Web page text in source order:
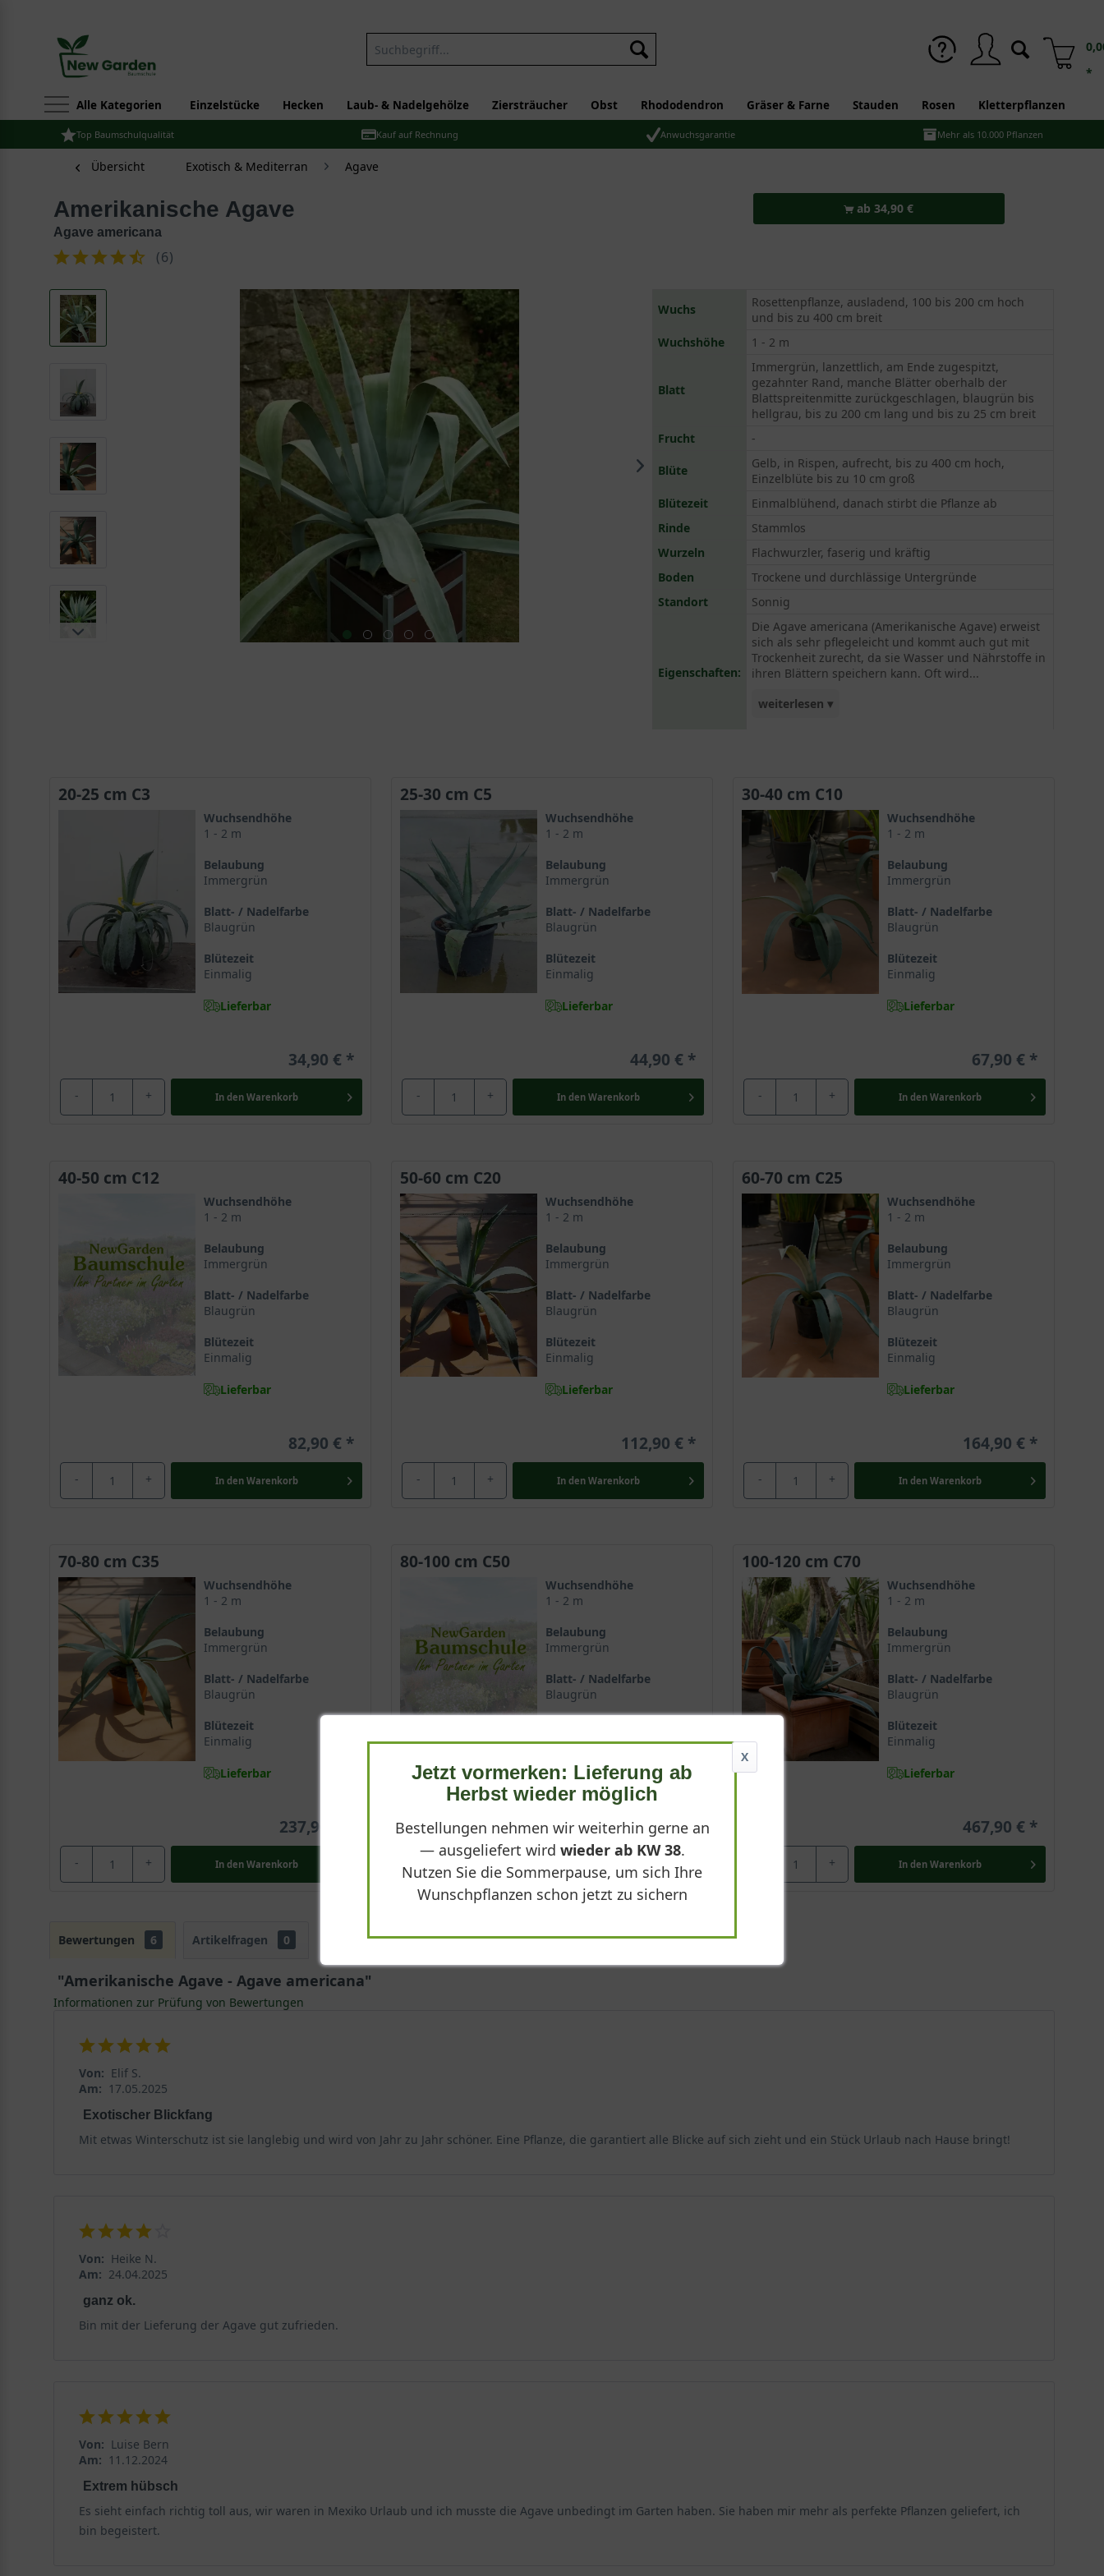
*
Alle Kategorien Einzelstücke Hecken Laub- & Nadelgehölze Ziersträucher Obst Rhododendron Gräser & Farne Stauden Rosen Kletterpflanzen
Top Baumschulqualität Kauf auf Rechnung Anwuchsgarantie Mehr als 10.000 Pflanzen
Übersicht Exotisch & Mediterran Agave
Amerikanische Agave
Agave americana
(6)
ab 34,90 €
Wuchs
Rosettenpflanze, ausladend, 100 bis 200 cm hoch
und bis zu 400 cm breit
Wuchshöhe
1 - 2 m
Blatt
Immergrün, lanzettlich, am Ende zugespitzt,
gezahnter Rand, manche Blätter oberhalb der
Blattspreitenmitte zurückgeschlagen, blaugrün bis
hellgrau, bis zu 200 cm lang und bis zu 25 cm breit
Frucht
-
Blüte
Gelb, in Rispen, aufrecht, bis zu 400 cm hoch,
Einzelblüte bis zu 10 cm groß
Blütezeit
Einmalblühend, danach stirbt die Pflanze ab
Rinde
Stammlos
Wurzeln
Flachwurzler, faserig und kräftig
Boden
Trockene und durchlässige Untergründe
Standort
Sonnig
Eigenschaften:
Die Agave americana (Amerikanische Agave) erweist
sich als sehr pflegeleicht und kommt auch gut mit
Trockenheit zurecht, da sie Wasser und Nährstoffe in
ihren Blättern speichern kann. Oft wird...
weiterlesen ▾
20-25 cm C3
Wuchsendhöhe
1 - 2 m
Belaubung
Immergrün
Blatt- / Nadelfarbe
Blaugrün
Blütezeit
Einmalig
Lieferbar
34,90 €
- + In den Warenkorb
25-30 cm C5
Wuchsendhöhe
1 - 2 m
Belaubung
Immergrün
Blatt- / Nadelfarbe
Blaugrün
Blütezeit
Einmalig
Lieferbar
44,90 €
- + In den Warenkorb
30-40 cm C10
Wuchsendhöhe
1 - 2 m
Belaubung
Immergrün
Blatt- / Nadelfarbe
Blaugrün
Blütezeit
Einmalig
Lieferbar
67,90 €
- + In den Warenkorb
40-50 cm C12
Wuchsendhöhe
1 - 2 m
Belaubung
Immergrün
Blatt- / Nadelfarbe
Blaugrün
Blütezeit
Einmalig
Lieferbar
82,90 €
- + In den Warenkorb
50-60 cm C20
Wuchsendhöhe
1 - 2 m
Belaubung
Immergrün
Blatt- / Nadelfarbe
Blaugrün
Blütezeit
Einmalig
Lieferbar
112,90 €
- + In den Warenkorb
60-70 cm C25
Wuchsendhöhe
1 - 2 m
Belaubung
Immergrün
Blatt- / Nadelfarbe
Blaugrün
Blütezeit
Einmalig
Lieferbar
164,90 €
- + In den Warenkorb
70-80 cm C35
Wuchsendhöhe
1 - 2 m
Belaubung
Immergrün
Blatt- / Nadelfarbe
Blaugrün
Blütezeit
Einmalig
Lieferbar
237,90 €
- + In den Warenkorb
80-100 cm C50
Wuchsendhöhe
1 - 2 m
Belaubung
Immergrün
Blatt- / Nadelfarbe
Blaugrün
Einmalig
Lieferbar
322,90 €
+
100-120 cm C70
Wuchsendhöhe
1 - 2 m
Belaubung
Immergrün
Blatt- / Nadelfarbe
Blaugrün
Blütezeit
Einmalig
Lieferbar
467,90 €
+ In den Warenkorb
Bewertungen 6 Artikelfragen 0
"Amerikanische Agave - Agave americana"
Informationen zur Prüfung von Bewertungen
Von: Elif S.
Am: 17.05.2025
Exotischer Blickfang
Mit etwas Winterschutz ist sie langlebig und wird von Jahr zu Jahr schöner. Eine Pflanze, die garantiert alle Blicke auf sich zieht und ein Stück Urlaub nach Hause bringt!
Von: Heike N.
Am: 24.04.2025
ganz ok.
Bin mit der Lieferung der Agave gut zufrieden.
Von: Luise Bern
Am: 11.12.2024
Extrem hübsch
Es sieht einfach richtig toll aus, wir waren in Mexiko Urlaub und ich musste die Agave unbedingt im Garten haben. Sie haben mir mehr als perfekte Pflanzen geliefert, ich
bin begeistert.
X
Jetzt vormerken: Lieferung ab
Herbst wieder möglich
Bestellungen nehmen wir weiterhin gerne an
— ausgeliefert wird wieder ab KW 38.
Nutzen Sie die Sommerpause, um sich Ihre
Wunschpflanzen schon jetzt zu sichern